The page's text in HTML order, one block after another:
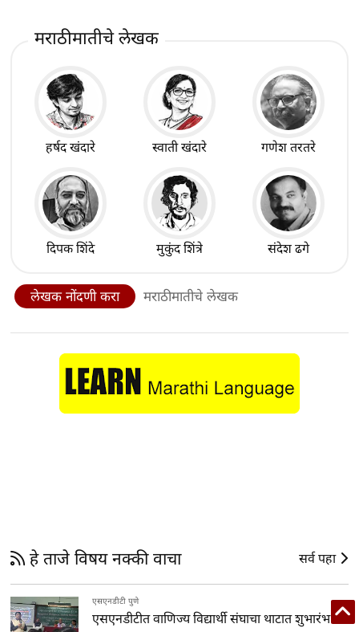
मराठीमातीचे लेखक
हर्षद खंदारे स्वाती खंदारे गणेश तरतरे
दिपक शिंदे मुकुंद शिंत्रे संदेश ढगे
लेखक नोंदणी करा मराठीमातीचे लेखक
हे ताजे विषय नक्की वाचा सर्व पहा
एसएनडीटी पुणे
एसएनडीटीत वाणिज्य विद्यार्थी संघाचा थाटात शुभारंभ